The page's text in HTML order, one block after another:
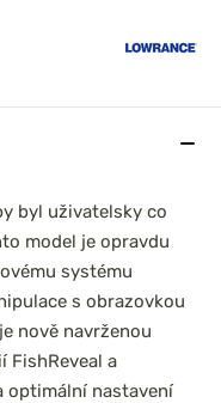
byl uživatelsky co
model je opravdu
systému
s obrazovkou
nově navrženou
FishReveal a
optimální nastavení